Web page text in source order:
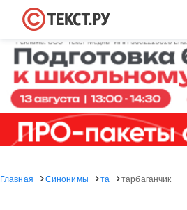
Главная Синонимы та тарбаганчик